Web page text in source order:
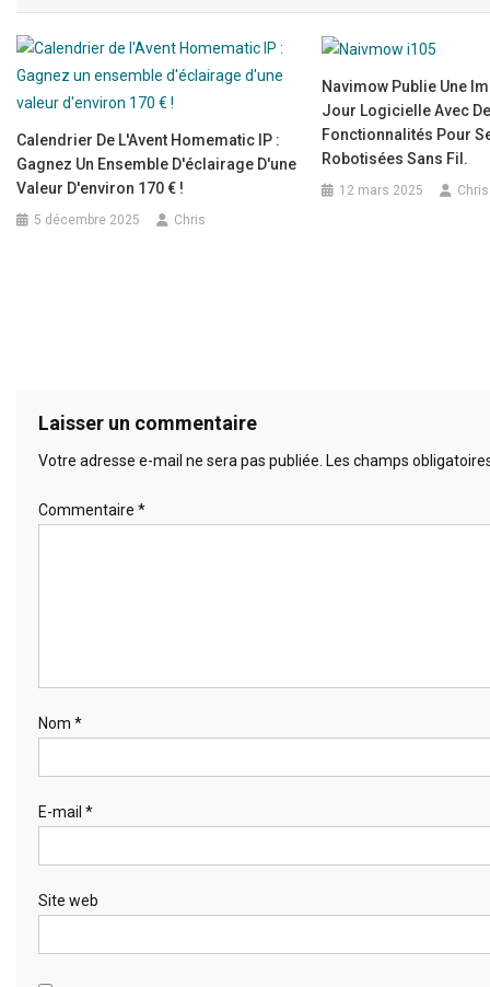
Calendrier De L'Avent Homematic IP :
Gagnez Un Ensemble D'éclairage D'une
Valeur D'environ 170 € !
5 décembre 2025 Chris
Navimow Publie Une
Jour Logicielle Avec
Fonctionnalités Pour
Robotisées Sans Fil.
12 mars 2025 Chris
Laisser un commentaire
Votre adresse e-mail ne sera pas publiée. Les champs
Commentaire *
Nom *
E-mail *
Site web